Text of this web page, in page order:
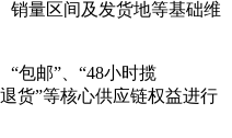
销量区间及发货地等基础维
“包邮”、“48小时揽
货”等核心供应链权益进行